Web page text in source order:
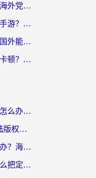
外国人怎么打穿越火线？海外党国服游戏加速器终极攻略（附3大热门游戏解决方案）
在比利时怎么玩火影忍者手游？海外党亲测有效的国服游戏加速指南
堡垒前线：破坏与创造在国外能玩国服吗？海外玩家国服畅玩终极指南
墨西哥怎么玩上古王冠不卡顿？海外党国服游戏加速器选择全攻略
在瑞士打开海通证券很慢怎么办？留学生&海外华人的回国加速全攻略
海外党别愁！QQ音乐大陆版权限制怎么破？附咪咕视频、B站地区限制解除全攻略
解放军报国外打不开怎么办？海外华人必备回国加速指南，看奥运拳击、听酷狗音乐全搞定
在俄罗斯用网易云音乐怎么把定位修改到中国国内？海外党听歌自由的钥匙找到了